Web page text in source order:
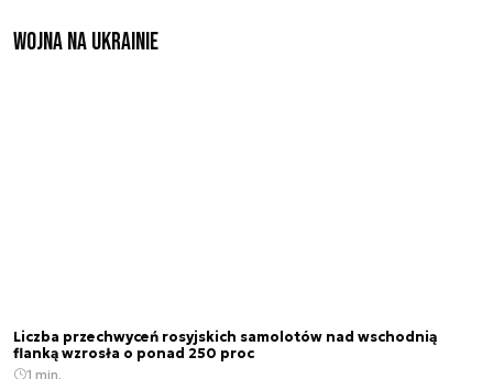
Wojna na Ukrainie
Liczba przechwyceń rosyjskich samolotów nad wschodnią
flanką wzrosła o ponad 250 proc
1 min.